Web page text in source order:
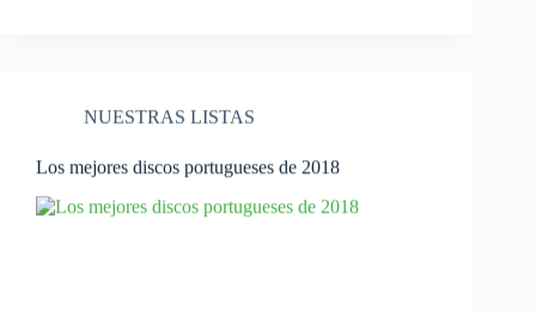
NUESTRAS LISTAS
Los mejores discos portugueses de 2018